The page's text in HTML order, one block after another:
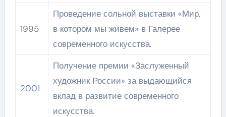
1995
Проведение сольной выставки «Мир,
в котором мы живем» в Галерее
современного искусства.
2001
Получение премии «Заслуженный
художник России» за выдающийся
вклад в развитие современного
искусства.